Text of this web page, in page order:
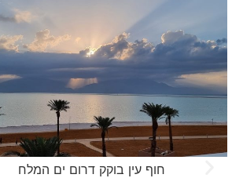
חוף עין בוקק דרום ים המלח